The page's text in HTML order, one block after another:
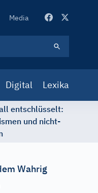
Media
Digital Lexika
entschlüsselt:
und nicht-
Wahrig